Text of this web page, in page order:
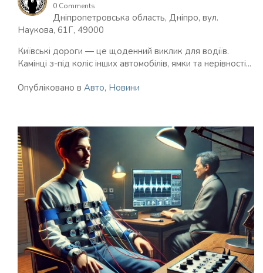
0 Comments
Дніпропетровська область, Дніпро, вул.
Наукова, 61Г, 49000
Київські дороги — це щоденний виклик для водіїв.
Камінці з-під коліс інших автомобілів, ямки та нерівності...
Опубліковано в Авто, Новини